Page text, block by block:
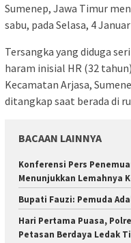
Sumenep, Jawa Timur
sabu, pada Selasa, 4
Tersangka yang diduga
haram inisial HR (32
Kecamatan Arjasa,
ditangkap saat berada di
BACAAN LAINNYA
Konferensi Pers
Menunjukkan Lemahnya
Bupati Fauzi: Pemuda
Hari Pertama Puasa,
Petasan Berdaya Ledak